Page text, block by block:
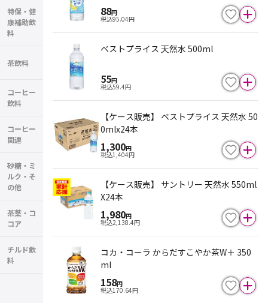
特保・健
康補助飲
料
茶飲料
コーヒー
飲料
コーヒー
関連
砂糖・ミ
ルク・そ
の他
茶葉・コ
コア
チルド飲
料
88円
税込95.04円
ベストプライス 天然水 500ml
55円
税込59.4円
【ケース販売】 ベストプライス 天然水 50
0mlx24本
1,300円
税込1,404円
【ケース販売】 サントリー 天然水 550ml
X24本
1,980円
税込2,138.4円
コカ・コーラ からだすこやか茶W＋ 350
ml
158円
税込170.64円